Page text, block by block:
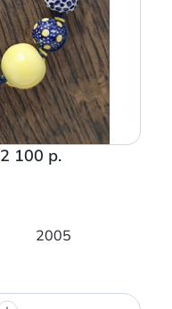
2 100 р.
2005